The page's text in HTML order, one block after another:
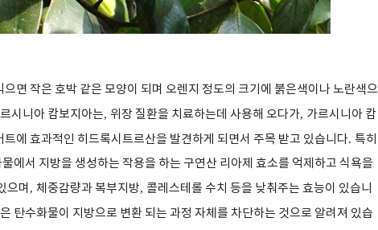
면 작은 호박 같은 모양이 되며 오렌지 정도의 크기에 붉은색이나 노란색으
시니아 캄보지아는, 위장 질환을 치료하는데 사용해 오다가, 가르시니아 캄
에 효과적인 히드록시트르산을 발견하게 되면서 주목 받고 있습니다. 특히
에서 지방을 생성하는 작용을 하는 구연산 리아제 효소를 억제하고 식욕을
으며 , 체중감량과 복부지방, 콜레스테롤 수치 등을 낮춰주는 효능이 있습니
탄수화물이 지방으로 변환 되는 과정 자체를 차단하는 것으로 알려져 있습